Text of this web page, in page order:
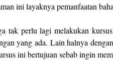
ini layaknya pemanfaatan
tak perlu lagi melakukan
yang ada. Lain halnya
ini bertujuan sebab ingin